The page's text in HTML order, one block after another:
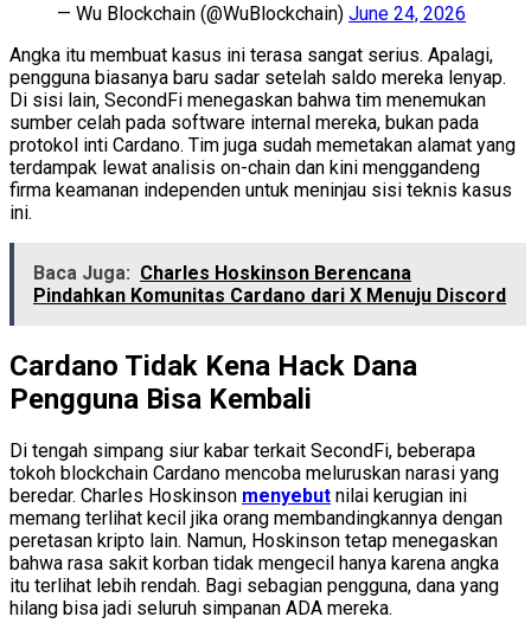
— Wu Blockchain (@WuBlockchain) June 24, 2026
Angka itu membuat kasus ini terasa sangat serius. Apalagi,
pengguna biasanya baru sadar setelah saldo mereka lenyap.
Di sisi lain, SecondFi menegaskan bahwa tim menemukan
sumber celah pada software internal mereka, bukan pada
protokol inti Cardano. Tim juga sudah memetakan alamat yang
terdampak lewat analisis on-chain dan kini menggandeng
firma keamanan independen untuk meninjau sisi teknis kasus
ini.
Baca Juga: Charles Hoskinson Berencana
Pindahkan Komunitas Cardano dari X Menuju Discord
Cardano Tidak Kena Hack Dana
Pengguna Bisa Kembali
Di tengah simpang siur kabar terkait SecondFi, beberapa
tokoh blockchain Cardano mencoba meluruskan narasi yang
beredar. Charles Hoskinson menyebut nilai kerugian ini
memang terlihat kecil jika orang membandingkannya dengan
peretasan kripto lain. Namun, Hoskinson tetap menegaskan
bahwa rasa sakit korban tidak mengecil hanya karena angka
itu terlihat lebih rendah. Bagi sebagian pengguna, dana yang
hilang bisa jadi seluruh simpanan ADA mereka.